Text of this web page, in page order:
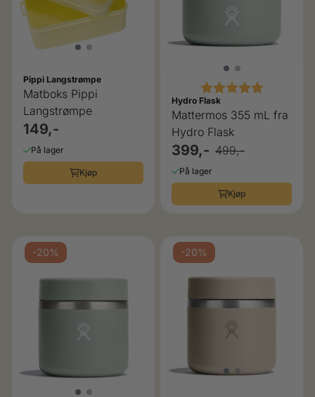
Pippi Langstrømpe
Matboks Pippi
Langstrømpe
149,-
På lager
Kjøp
Karakter: 5.0 av 5
Hydro Flask
Mattermos 355 mL fra
Hydro Flask
399,- 499,-
På lager
Kjøp
-20% -20%